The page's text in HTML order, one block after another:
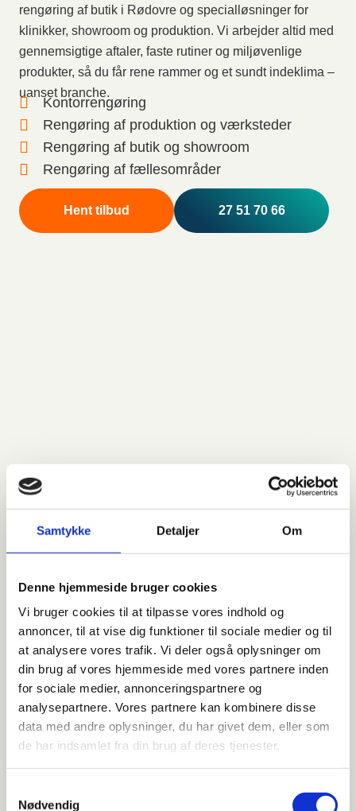
Samtykke Detaljer Om
Denne hjemmeside bruger cookies
Vi bruger cookies til at tilpasse vores indhold og
annoncer, til at vise dig funktioner til sociale medier og til
at analysere vores trafik. Vi deler også oplysninger om
din brug af vores hjemmeside med vores partnere inden
for sociale medier, annonceringspartnere og
analysepartnere. Vores partnere kan kombinere disse
data med andre oplysninger, du har givet dem, eller som
de har indsamlet fra din brug af deres tjenester.
Nødvendig
rengøring af butik i Rødovre og specialløsninger for
klinikker, showroom og produktion. Vi arbejder altid med
gennemsigtige aftaler, faste rutiner og miljøvenlige
produkter, så du får rene rammer og et sundt indeklima –
uanset branche.
Kontorrengøring
Rengøring af produktion og værksteder
Rengøring af butik og showroom
Rengøring af fællesområder
Hent tilbud 27 51 70 66
Kontorrengøring
Vi sørger for daglig rengøring af kontorlokaler i Rødovre,
mødelokaler, køkkener og toiletter. Med strukturerede
rutiner og en fast hjælper sikrer vi et arbejdsmiljø, hvor
medarbejderne kan trives og præstere. Vores
kontorrengøring i Rødovre tilpasses din tidsplan, så
rengøringen altid understøtter driften uden at forstyrre.
Rengøring af butik og
showroom
Butikker og showroom kræver skarpt fokus på
professionelt indtryk hver gang. Vores rengøring af butik